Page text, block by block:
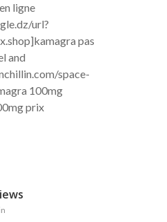
ligne
url?
pas
and
space-
100mg
prix